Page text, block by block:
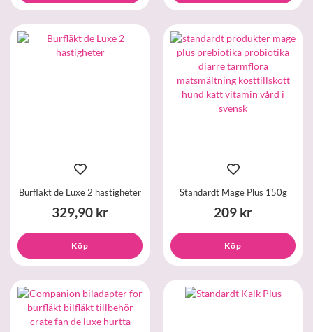
Burfläkt de Luxe 2 hastigheter
329,90 kr
Köp
Standardt Mage Plus 150g
209 kr
Köp